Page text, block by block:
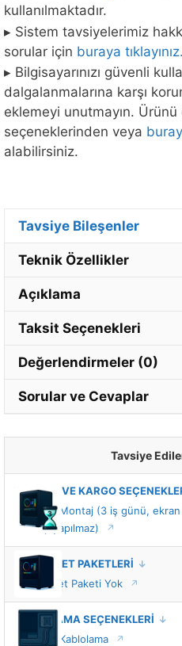
kullanılmaktadır.
▸ Sistem tavsiyelerimiz
sorular için buraya tıklayınız.
▸ Bilgisayarınızı güvenli
dalgalanmalarına karşı
eklemeyi unutmayın.
seçeneklerinden veya
alabilirsiniz.
Tavsiye Bileşenler
Teknik Özellikler
Açıklama
Taksit Seçenekleri
Değerlendirmeler (0)
Sorular ve Cevaplar
Tavsiye
MONTAJ VE KARGO
Standart Montaj (3 iş günü,
montajı yapılmaz)
VIP HİZMET PAKETLERİ
VIP Hizmet Paketi Yok
KABLOLAMA SEÇENEKLERİ
Standart Kablolama